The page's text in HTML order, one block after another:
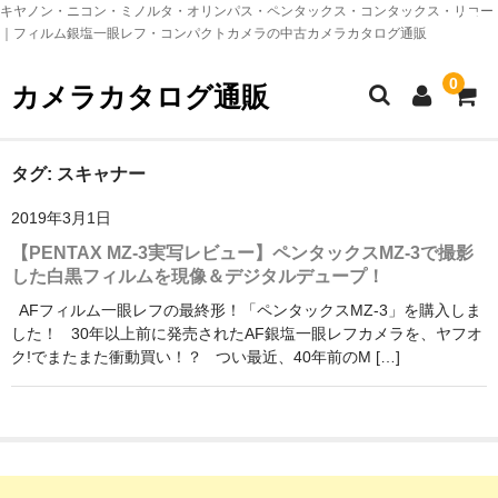
キヤノン・ニコン・ミノルタ・オリンパス・ペンタックス・コンタックス・リコー
｜フィルム銀塩一眼レフ・コンパクトカメラの中古カメラカタログ通販
カメラカタログ通販 0
TOPページ
ニコン製品カタログ
nikon 銀塩一眼レフカメラ
nikon 銀塩コンパクトカメラ
nikon レンズ（フィルムカメラ）
タグ: スキャナー
2019年3月1日
【PENTAX MZ-3実写レビュー】ペンタックスMZ-3で撮影
した白黒フィルムを現像＆デジタルデュープ！
AFフィルム一眼レフの最終形！「ペンタックスMZ-3」を購入しま
した！ 30年以上前に発売されたAF銀塩一眼レフカメラを、ヤフオ
ク!でまたまた衝動買い！？ つい最近、40年前のM […]